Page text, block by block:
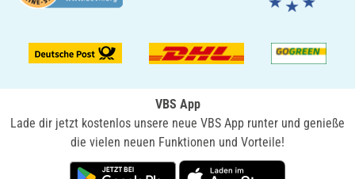
VBS App
Lade dir jetzt kostenlos unsere neue VBS App runter und genieße
die vielen neuen Funktionen und Vorteile!